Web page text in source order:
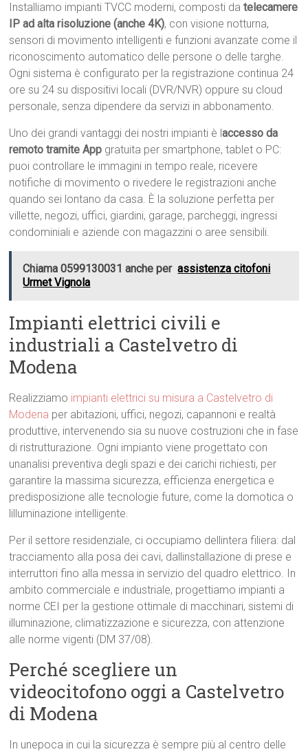
Installiamo impianti TVCC moderni, composti datelecamere
IP ad alta risoluzione (anche 4K), con visione notturna,
sensori di movimento intelligenti e funzioni avanzate come il
riconoscimento automatico delle persone o delle targhe.
Ogni sistema è configurato per la registrazione continua 24
ore su 24 su dispositivi locali (DVR/NVR) oppure su cloud
personale, senza dipendere da servizi in abbonamento.
Uno dei grandi vantaggi dei nostri impianti è laccesso da
remoto tramite App gratuita per smartphone, tablet o PC:
puoi controllare le immagini in tempo reale, ricevere
notifiche di movimento o rivedere le registrazioni anche
quando sei lontano da casa. È la soluzione perfetta per
villette, negozi, uffici, giardini, garage, parcheggi, ingressi
condominiali e aziende con magazzini o aree sensibili.
Chiama 0599130031 anche per assistenza citofoni
Urmet Vignola
Impianti elettrici civili e
industriali a Castelvetro di
Modena
Realizziamo impianti elettrici su misura a Castelvetro di
Modena per abitazioni, uffici, negozi, capannoni e realtà
produttive, intervenendo sia su nuove costruzioni che in fase
di ristrutturazione. Ogni impianto viene progettato con
unanalisi preventiva degli spazi e dei carichi richiesti, per
garantire la massima sicurezza, efficienza energetica e
predisposizione alle tecnologie future, come la domotica o
lilluminazione intelligente.
Per il settore residenziale, ci occupiamo dellintera filiera: dal
tracciamento alla posa dei cavi, dallinstallazione di prese e
interruttori fino alla messa in servizio del quadro elettrico. In
ambito commerciale e industriale, progettiamo impianti a
norme CEI per la gestione ottimale di macchinari, sistemi di
illuminazione, climatizzazione e sicurezza, con attenzione
alle norme vigenti (DM 37/08).
Perché scegliere un
videocitofono oggi a Castelvetro
di Modena
In unepoca in cui la sicurezza è sempre più al centro delle